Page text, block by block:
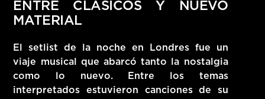
ENTRE CLÁSICOS Y NUEVO
MATERIAL
El setlist de la noche en Londres fue un
viaje musical que abarcó tanto la nostalgia
como lo nuevo. Entre los temas
interpretados estuvieron canciones de su